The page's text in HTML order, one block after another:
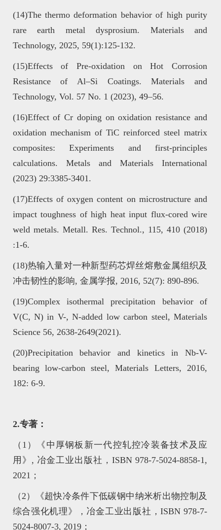
(14)The thermo deformation behavior of high purity
rare earth metal dysprosium. Materials and
Technology, 2025, 59(1):125-132.
(15)Effects of Pre-oxidation on Hot Corrosion
Resistance of Al–Si Coatings. Materials and
Technology, Vol. 57 No. 1 (2023), 49–56.
(16)Effect of Cr doping on oxidation resistance and
oxidation mechanism of TiC reinforced steel matrix
composites: Experiments and first-principles
calculations. Metals and Materials International
(2023) 29:3385-3401.
(17)Effects of oxygen content on microstructure and
impact toughness of high heat input flux-cored wire
weld metals. Metall. Res. Technol., 115, 410 (2018)
:1-6.
(18)热输入量对一种新型药芯焊丝熔敷金属组织及
冲击韧性的影响, 金属学报, 2016, 52(7): 890-896.
(19)Complex isothermal precipitation behavior of
V(C, N) in V-, N-added low carbon steel, Materials
Science 56, 2638-2649(2021).
(20)Precipitation behavior and kinetics in Nb-V-
bearing low-carbon steel, Materials Letters, 2016,
182: 6-9.
2.专著：
（1）《中厚钢板新一代控轧控冷装备技术及应
用》, 冶金工业出版社，ISBN 978-7-5024-8858-1,
2021；
（2）《超快冷条件下低碳钢中纳米析出物控制及
综合强化机理》，冶金工业出版社，ISBN 978-7-
5024-8007-3, 2019；